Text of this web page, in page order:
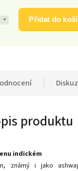
Přidat do
produktu
indickém
známý i jako